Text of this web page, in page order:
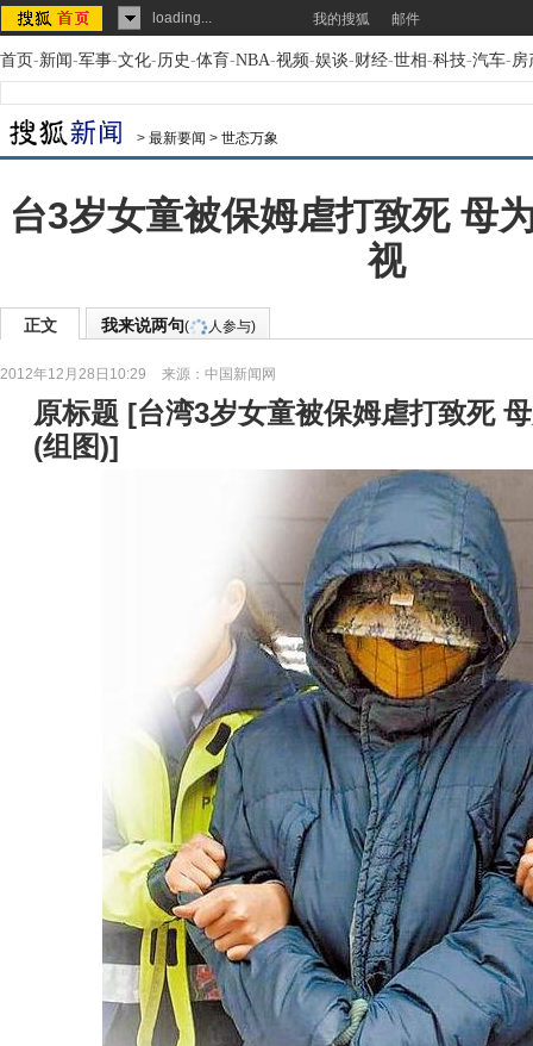
loading... 我的搜狐 邮件
首页-新闻-军事-文化-历史-体育-NBA-视频-娱谈-财经-世相-科技-汽车-房
> 最新要闻 > 世态万象
台3岁女童被保姆虐打致死 母
视
正文 我来说两句( 人参与)
2012年12月28日10:29 来源： 中国新闻网
原标题 [台湾3岁女童被保姆虐打致死
(组图)]